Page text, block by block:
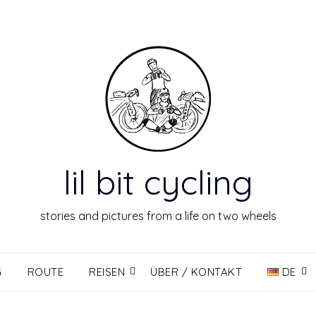
lil bit cycling
stories and pictures from a life on two wheels
ROUTE REISEN ÜBER / KONTAKT DE